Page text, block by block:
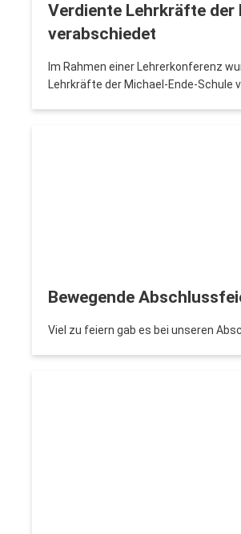
Verdiente Lehrkräfte der
verabschiedet
Im Rahmen einer Lehrerkonferenz
Lehrkräfte der Michael-Ende-Schule
Bewegende
Viel zu feiern gab es bei unseren